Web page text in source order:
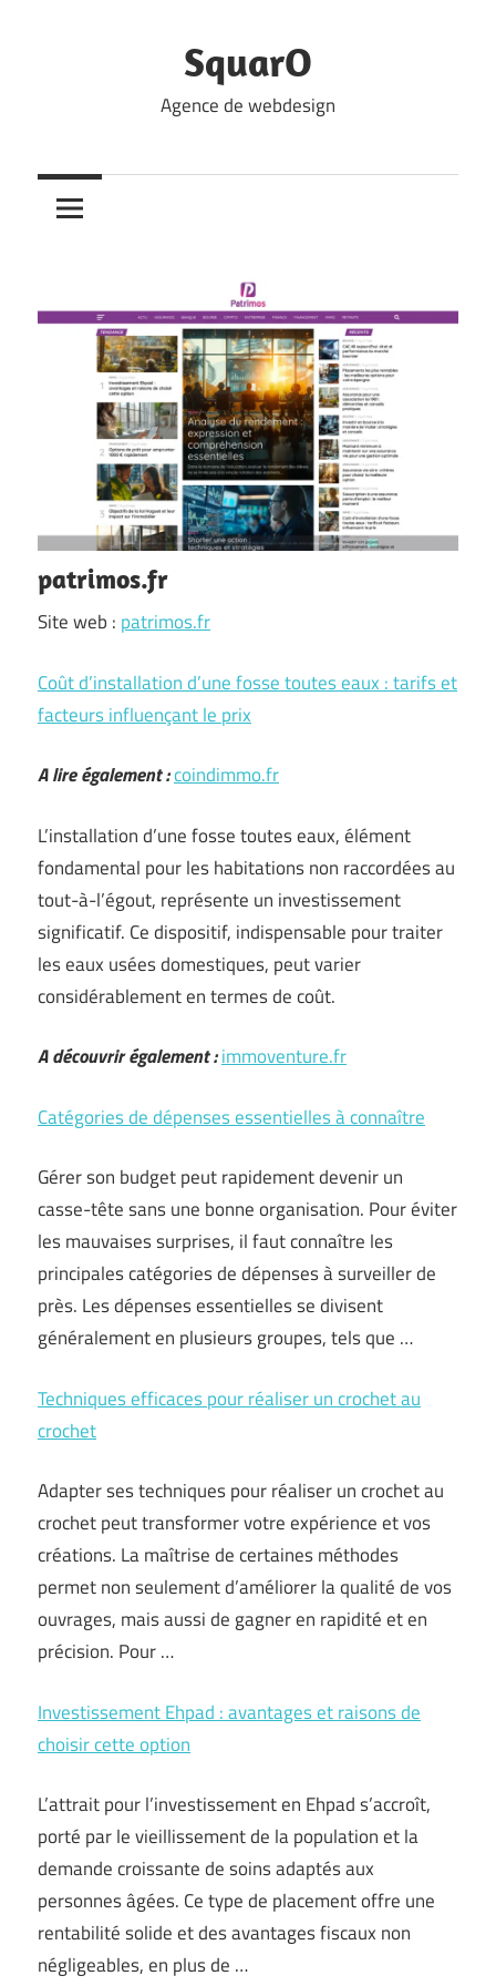
SquarO
Agence de webdesign
patrimos.fr
Site web : patrimos.fr
Coût d’installation d’une fosse toutes eaux : tarifs et
facteurs influençant le prix
A lire également :coindimmo.fr
L’installation d’une fosse toutes eaux, élément
fondamental pour les habitations non raccordées au
tout-à-l’égout, représente un investissement
significatif. Ce dispositif, indispensable pour traiter
les eaux usées domestiques, peut varier
considérablement en termes de coût.
A découvrir également :immoventure.fr
Catégories de dépenses essentielles à connaître
Gérer son budget peut rapidement devenir un
casse-tête sans une bonne organisation. Pour éviter
les mauvaises surprises, il faut connaître les
principales catégories de dépenses à surveiller de
près. Les dépenses essentielles se divisent
généralement en plusieurs groupes, tels que …
Techniques efficaces pour réaliser un crochet au
crochet
Adapter ses techniques pour réaliser un crochet au
crochet peut transformer votre expérience et vos
créations. La maîtrise de certaines méthodes
permet non seulement d’améliorer la qualité de vos
ouvrages, mais aussi de gagner en rapidité et en
précision. Pour …
Investissement Ehpad : avantages et raisons de
choisir cette option
L’attrait pour l’investissement en Ehpad s’accroît,
porté par le vieillissement de la population et la
demande croissante de soins adaptés aux
personnes âgées. Ce type de placement offre une
rentabilité solide et des avantages fiscaux non
négligeables, en plus de …